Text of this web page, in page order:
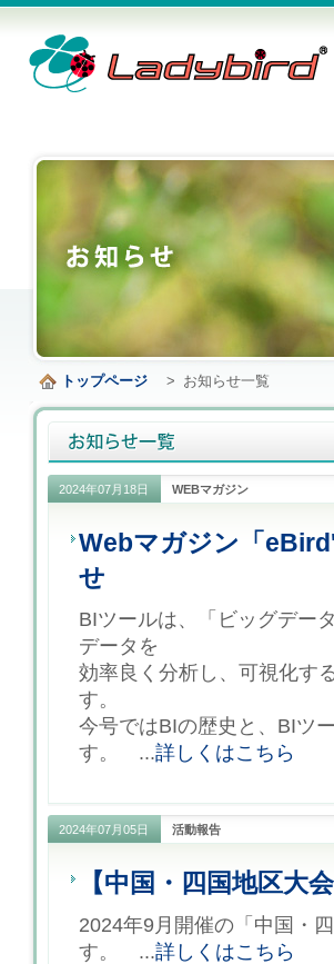
トップページ > お知らせ一覧
2024年07月18日 WEBマガジン
Webマガジン「
せ
BIツールは、「ビッグデー
データを
効率良く分析し、可視化す
す。
今号ではBIの歴史と、BIツ
す。 ...詳しくはこちら
2024年07月05日 活動報告
【中国・四国地区大
2024年9月開催の「中国・
す。 ...詳しくはこちら